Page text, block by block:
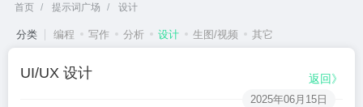
首页 提示词广场 设计
分类 编程 写作 分析 设计 生图/视频 其它
返回》
UI/UX 设计
2025年06月15日